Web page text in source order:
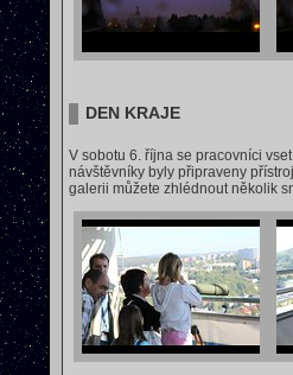
DEN KRAJE
V sobotu 6. října se pracovníci
návštěvníky byly připraveny
galerii můžete zhlédnout několik